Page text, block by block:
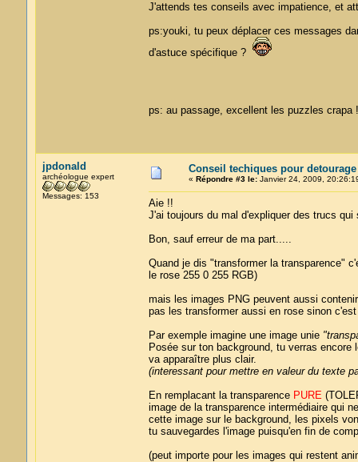
J'attends tes conseils avec impatience, et
ps:youki, tu peux déplacer ces messages
d'astuce spécifique ?
ps: au passage, excellent les puzzles
jpdonald
archéologue expert
Messages: 153
Conseil techiques pour detourage
« Répondre #3 le:Janvier 24, 2009,
Aie !!
J'ai toujours du mal d'expliquer des trucs
Bon, sauf erreur de ma part.....
Quand je dis "transformer la transparence"
le rose 255 0 255 RGB)
mais les images PNG peuvent aussi
pas les transformer aussi en rose sinon
Par exemple imagine une image unie
Posée sur ton background, tu verras
va apparaître plus clair.
(interessant pour mettre en valeur du texte
En remplacant la transparence PURE
image de la transparence intermédiaire qui
cette image sur le background, les pixels
tu sauvegardes l'image puisqu'en fin de
(peut importe pour les images qui restent